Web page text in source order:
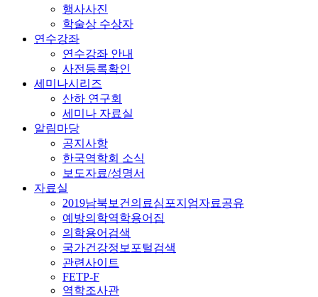
행사사진
학술상 수상자
연수강좌
연수강좌 안내
사전등록확인
세미나시리즈
산하 연구회
세미나 자료실
알림마당
공지사항
한국역학회 소식
보도자료/성명서
자료실
2019남북보건의료심포지엄자료공유
예방의학역학용어집
의학용어검색
국가건강정보포털검색
관련사이트
FETP-F
역학조사관